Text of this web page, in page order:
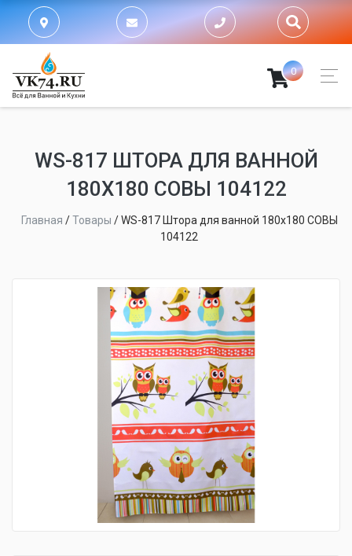
0
WS-817 ШТОРА ДЛЯ ВАННОЙ
180Х180 СОВЫ 104122
Главная /Товары /WS-817 Штора для ванной 180х180 СОВЫ
104122